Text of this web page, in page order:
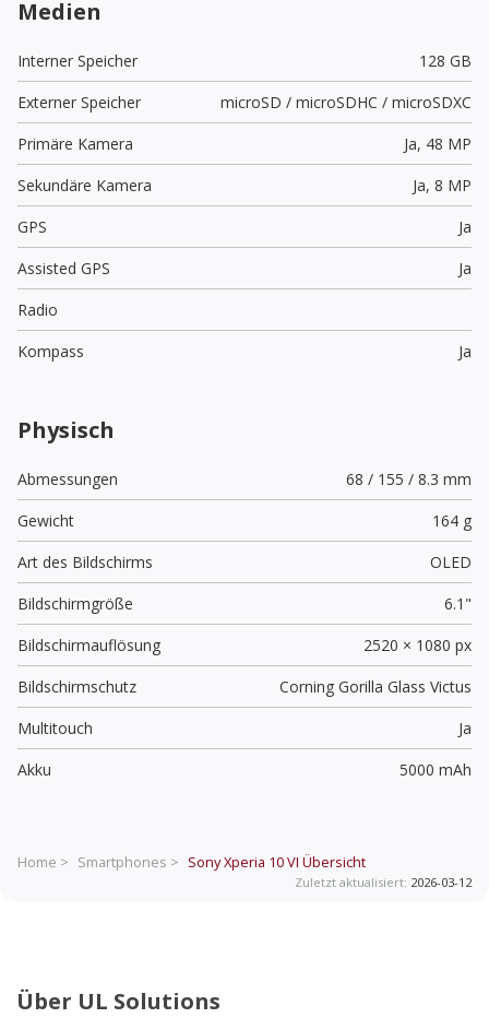
Medien
Interner Speicher
128 GB
Externer Speicher
microSD / microSDHC / microSDXC
Primäre Kamera
Ja, 48 MP
Sekundäre Kamera
Ja, 8 MP
GPS
Ja
Assisted GPS
Ja
Radio
Kompass
Ja
Physisch
Abmessungen
68 / 155 / 8.3 mm
Gewicht
164 g
Art des Bildschirms
OLED
Bildschirmgröße
6.1"
Bildschirmauflösung
2520 × 1080 px
Bildschirmschutz
Corning Gorilla Glass Victus
Multitouch
Ja
Akku
5000 mAh
Home > Smartphones > Sony Xperia 10 VI Übersicht
Zuletzt aktualisiert: 2026-03-12
Über UL Solutions